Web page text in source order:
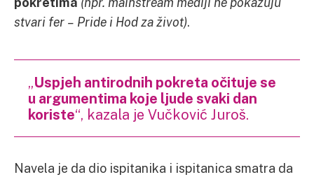
stvari fer – Pride i Hod za život).
„Uspjeh antirodnih pokreta očituje se
u argumentima koje ljude svaki dan
koriste“, kazala je Vučković Juroš.
Navela je da dio ispitanika i ispitanica smatra da